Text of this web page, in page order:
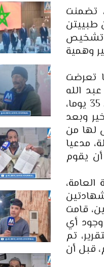
تضمنت
طبييتن
تشخيص
وهمية
سيدة أنها تعرضت
الله
بفاس، فقصدت الطبيب المعني (أ. ب) وسلمها شهادة طبية تثبت مدة العجز في 35 يوما،
وبعد
لها من
مدعيا
مدته في 28 يوما، دون أن يقوم
قامت
أي
تم
قبل أن